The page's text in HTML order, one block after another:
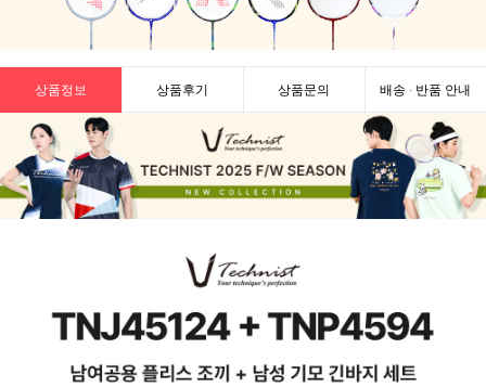
상품정보 상품후기 상품문의 배송 · 반품 안내